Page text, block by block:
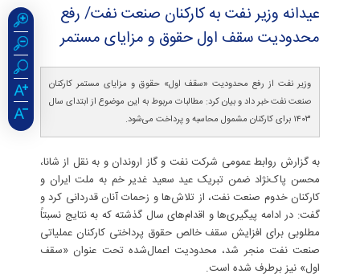
عیدانه وزیر نفت به كاركنان صنعت نفت/ رفع
محدودیت سقف اول حقوق و مزایای مستمر
وزیر نفت از رفع محدودیت «سقف اول» حقوق و مزایای مستمر کارکنان
صنعت نفت خبر داد و بیان کرد: مطالبات مربوط به این موضوع از ابتدای سال
۱۴۰۳ برای کارکنان مشمول محاسبه و پرداخت می‌شود.
به گزارش روابط عمومی شرکت نفت و گاز اروندان و به نقل از شانا،
محسن پاک‌نژاد ضمن تبریک عید سعید غدیر خم به ملت ایران و
کارکنان خدوم صنعت نفت، از تلاش‌ها و زحمات آنان قدردانی کرد و
گفت: در ادامه پیگیری‌ها و اقدام‌های سال گذشته که به نتایج نسبتاً
مطلوبی برای افزایش سقف خالص حقوق پرداختی کارکنان عملیاتی
صنعت نفت منجر شد، محدودیت اعمال‌شده تحت عنوان «سقف
اول» نیز برطرف شده است.